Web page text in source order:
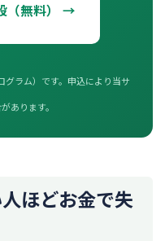
（無料） →
ラム）です。申込により当サ
あります。
ほどお金で失